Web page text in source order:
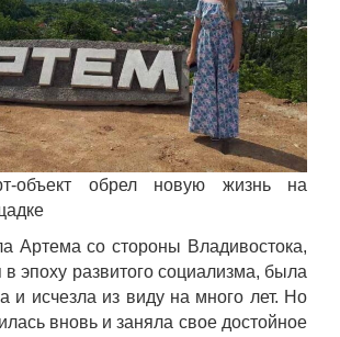
объект обрел новую жизнь на
Артема со стороны Владивостока,
в эпоху развитого социализма, была
и исчезла из виду на много лет. Но
вновь и заняла свое достойное